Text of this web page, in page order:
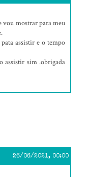
vou mostrar para meu
assistir e o tempo
assistir sim .obrigada
26/06/2021, 00:00